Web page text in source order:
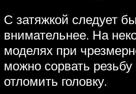
С затяжкой следует
внимательнее. На
моделях при
можно сорвать резьбу
отломить головку.